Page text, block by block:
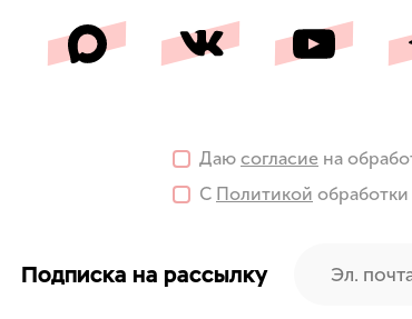
Даю согласие на
С Политикой
Подписка на рассылку